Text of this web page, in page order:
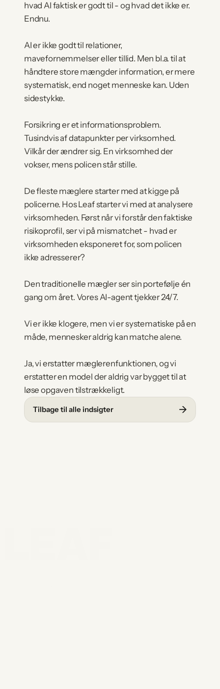
hvad AI faktisk er godt til - og hvad det ikke er.
Endnu.
AI er ikke godt til relationer,
mavefornemmelser eller tillid. Men bl.a. til at
håndtere store mængder information, er mere
systematisk, end noget menneske kan. Uden
sidestykke.
Forsikring er et informationsproblem.
Tusindvis af datapunkter per virksomhed.
Vilkår der ændrer sig. En virksomhed der
vokser, mens policen står stille.
De fleste mæglere starter med at kigge på
policerne. Hos Leaf starter vi med at analysere
virksomheden. Først når vi forstår den faktiske
risikoprofil, ser vi på mismatchet - hvad er
virksomheden eksponeret for, som policen
ikke adresserer?
Den traditionelle mægler ser sin portefølje én
gang om året. Vores AI-agent tjekker 24/7.
Vi er ikke klogere, men vi er systematiske på en
måde, mennesker aldrig kan matche alene.
Ja, vi erstatter mæglerenfunktionen, og vi
erstatter en model der aldrig var bygget til at
løse opgaven tilstrækkeligt.
Tilbage til alle indsigter →